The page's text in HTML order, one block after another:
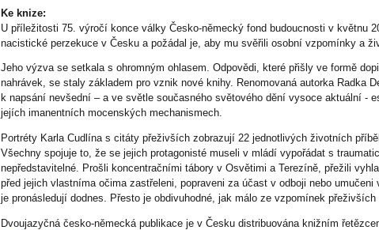
Ke knize:
U příležitosti 75. výročí konce války Česko-německý fond budoucnosti v květnu
nacistické perzekuce v Česku a požádal je, aby mu svěřili osobní vzpomínky a
Jeho výzva se setkala s ohromným ohlasem. Odpovědi, které přišly ve formě
nahrávek, se staly základem pro vznik nové knihy. Renomovaná autorka Radka
k napsání nevšední – a ve světle současného světového dění vysoce aktuální -
jejích imanentních mocenských mechanismech.
Portréty Karla Cudlína s citáty přeživších zobrazují 22 jednotlivých životních
Všechny spojuje to, že se jejich protagonisté museli v mládí vypořádat s
nepředstavitelné. Prošli koncentračními tábory v Osvětimi a Terezíně, přežili
před jejich vlastníma očima zastřeleni, popraveni za účast v odboji nebo
je pronásledují dodnes. Přesto je obdivuhodné, jak málo ze vzpomínek
Dvoujazyčná česko-německá publikace je v Česku distribuována knižním